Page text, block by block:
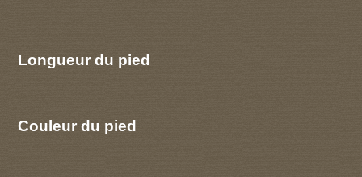
Longueur du pied
Couleur du pied